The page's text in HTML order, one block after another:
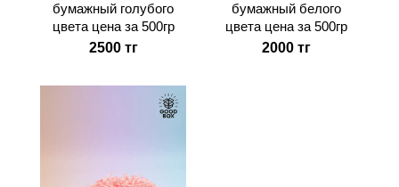
бумажный голубого
цвета цена за 500гр
2500 тг
бумажный белого
цвета цена за 500гр
2000 тг